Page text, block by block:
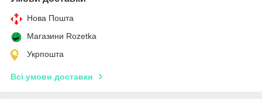
Нова Пошта
Магазини Rozetka
Укрпошта
Всі умови доставки